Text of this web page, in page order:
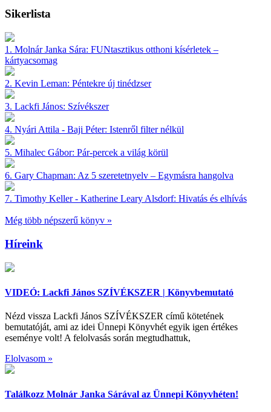
Sikerlista
1. Molnár Janka Sára: FUNtasztikus otthoni kísérletek –
kártyacsomag
2. Kevin Leman: Péntekre új tinédzser
3. Lackfi János: Szívékszer
4. Nyári Attila - Baji Péter: Istenről filter nélkül
5. Mihalec Gábor: Pár-percek a világ körül
6. Gary Chapman: Az 5 szeretetnyelv – Egymásra hangolva
7. Timothy Keller - Katherine Leary Alsdorf: Hivatás és elhívás
Még több népszerű könyv »
Híreink
VIDEÓ: Lackfi János SZÍVÉKSZER | Könyvbemutató
Nézd vissza Lackfi János SZÍVÉKSZER című kötetének
bemutatóját, ami az idei Ünnepi Könyvhét egyik igen értékes
eseménye volt! A felolvasás során megtudhattuk,
Elolvasom »
Találkozz Molnár Janka Sárával az Ünnepi Könyvhéten!